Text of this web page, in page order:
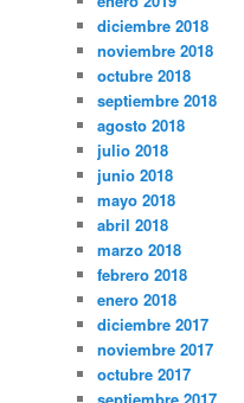
diciembre 2018
noviembre 2018
octubre 2018
septiembre 2018
agosto 2018
julio 2018
junio 2018
mayo 2018
abril 2018
marzo 2018
febrero 2018
enero 2018
diciembre 2017
noviembre 2017
octubre 2017